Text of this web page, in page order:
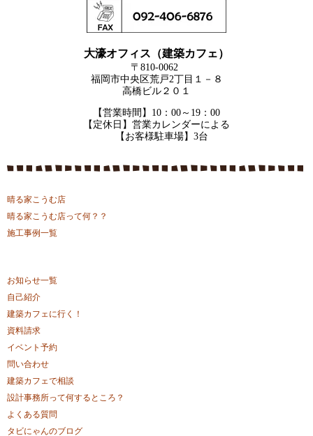
大濠オフィス（建築カフェ）
〒810-0062
福岡市中央区荒戸2丁目１－８
高橋ビル２０１
【営業時間】10：00～19：00
【定休日】営業カレンダーによる
【お客様駐車場】3台
晴る家こうむ店
晴る家こうむ店って何？？
施工事例一覧
お知らせ一覧
自己紹介
建築カフェに行く！
資料請求
イベント予約
問い合わせ
建築カフェで相談
設計事務所って何するところ？
よくある質問
タビにゃんのブログ